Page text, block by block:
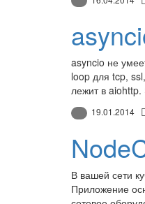
asyncio не
loop для tcp,
лежит в aiohttp.
19.01.2014
В вашей сети
Приложение